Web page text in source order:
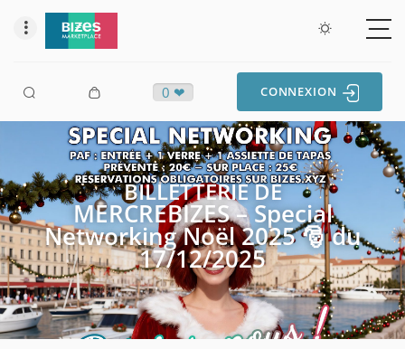
0 ❤ CONNEXION
BILLETTERIE DE
MERCREBIZES – Special
Networking Noël 2025 🎅 du
17/12/2025